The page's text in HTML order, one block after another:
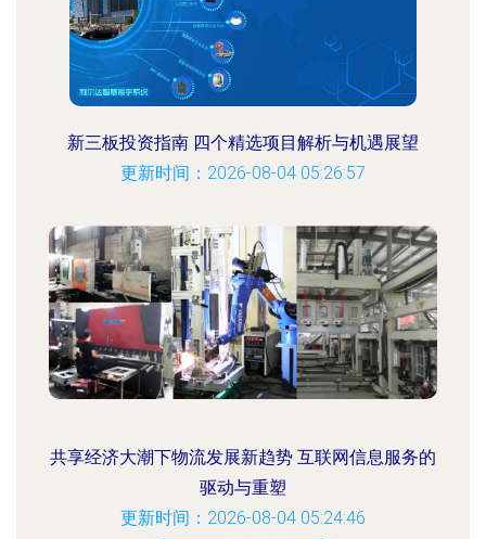
新三板投资指南 四个精选项目解析与机遇展望
更新时间：2026-08-04 05:26:57
共享经济大潮下物流发展新趋势 互联网信息服务的
驱动与重塑
更新时间：2026-08-04 05:24:46